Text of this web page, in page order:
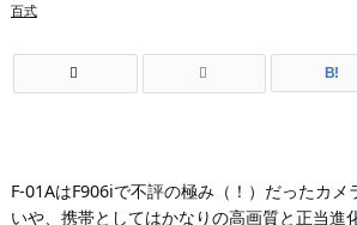
百式
B!
F-01AはF906iで不評の極み（！）だったカメ
いや、携帯としてはかなりの高画質と正当進